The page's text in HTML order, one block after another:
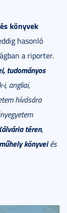
könyvek
hasonló
a riporter.
tudományos
i, angliai,
hívására
téren,
könyveiés